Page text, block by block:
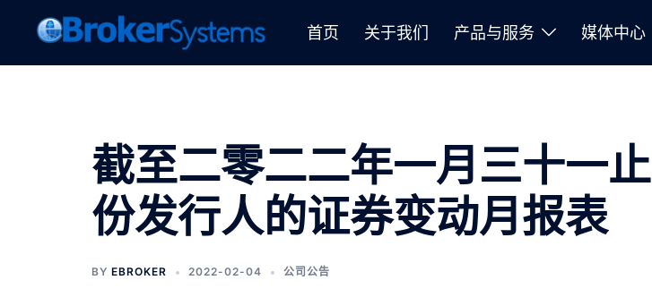
首页 关于我们 产品与服务 媒体中心
截至二零二二年一月三十一
份发行人的证券变动月报表
BY EBROKER 2022-02-04 公司公告